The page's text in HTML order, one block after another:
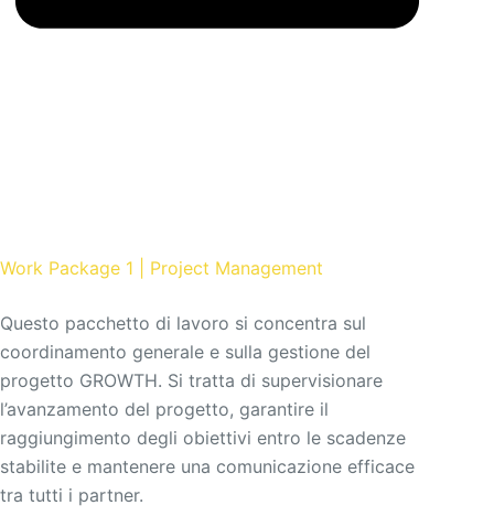
Work Package 1 | Project Management
Questo pacchetto di lavoro si concentra sul
coordinamento generale e sulla gestione del
progetto GROWTH. Si tratta di supervisionare
l’avanzamento del progetto, garantire il
raggiungimento degli obiettivi entro le scadenze
stabilite e mantenere una comunicazione efficace
tra tutti i partner.